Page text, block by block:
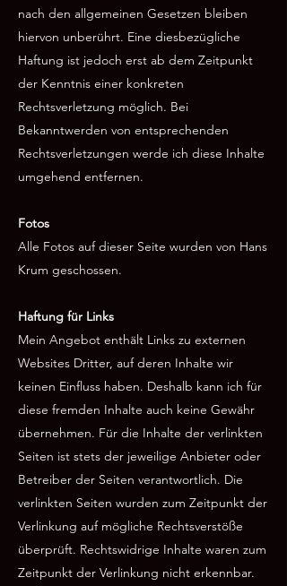
nach den allgemeinen Gesetzen bleiben
hiervon unberührt. Eine diesbezügliche
Haftung ist jedoch erst ab dem Zeitpunkt
der Kenntnis einer konkreten
Rechtsverletzung möglich. Bei
Bekanntwerden von entsprechenden
Rechtsverletzungen werde ich diese Inhalte
umgehend entfernen.
Fotos
Alle Fotos auf dieser Seite wurden von Hans
Krum geschossen.
Haftung für Links
Mein Angebot enthält Links zu externen
Websites Dritter, auf deren Inhalte wir
keinen Einfluss haben. Deshalb kann ich für
diese fremden Inhalte auch keine Gewähr
übernehmen. Für die Inhalte der verlinkten
Seiten ist stets der jeweilige Anbieter oder
Betreiber der Seiten verantwortlich. Die
verlinkten Seiten wurden zum Zeitpunkt der
Verlinkung auf mögliche Rechtsverstöße
überprüft. Rechtswidrige Inhalte waren zum
Zeitpunkt der Verlinkung nicht erkennbar.